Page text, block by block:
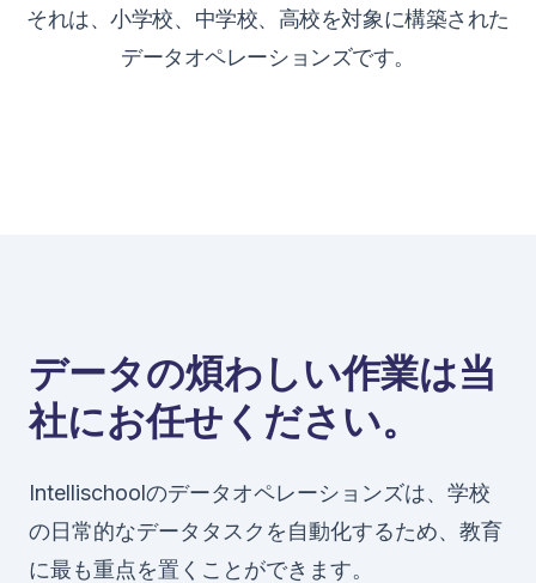
Company
それは、小学校、中学校、高校を対象に構築された
データオペレーションズです。
データの煩わしい作業は当
社にお任せください。
Intellischoolのデータオペレーションズは、学校
の日常的なデータタスクを自動化するため、教育
に最も重点を置くことができます。